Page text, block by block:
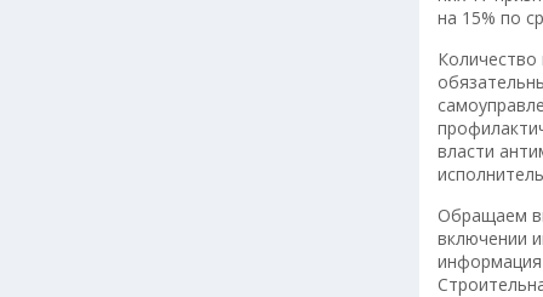
на 15% по
власти
Обращаем
включении